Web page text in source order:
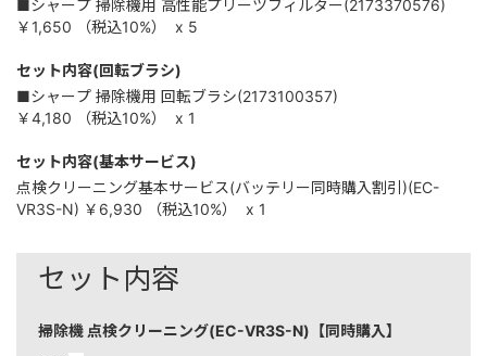
■シャープ 掃除機用 高性能プリーツフィルター(2173370576)
￥1,650
（税込10%） x 5
セット内容(回転ブラシ)
■シャープ 掃除機用 回転ブラシ(2173100357)
￥4,180
（税込10%） x 1
セット内容(基本サービス)
点検クリーニング基本サービス(バッテリー同時購入割引)(EC-
VR3S-N) ￥6,930 （税込10%） x 1
セット内容
掃除機 点検クリーニング(EC-VR3S-N)【同時購入】